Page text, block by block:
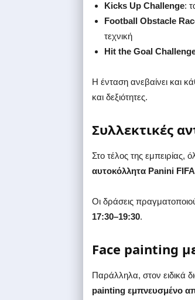
Kicks Up Challenge:
Football Obstacle
τεχνική
Hit the Goal
Η ένταση ανεβαίνει και
και δεξιότητες.
Συλλεκτικές
Στο τέλος της εμπειρίας,
αυτοκόλλητα Panini
Οι δράσεις
17:30–19:30.
Face painting
Παράλληλα, στον ειδικά
painting εμπνευσμένο